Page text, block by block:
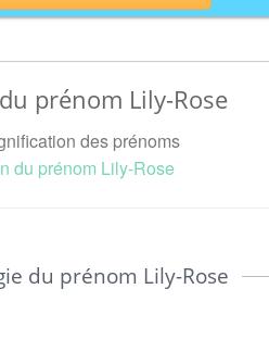
prénom Lily-Rose
des prénoms
du prénom Lily-Rose
du prénom Lily-Rose